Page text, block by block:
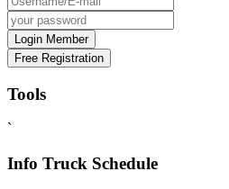
Tools
`
Info Truck Schedule